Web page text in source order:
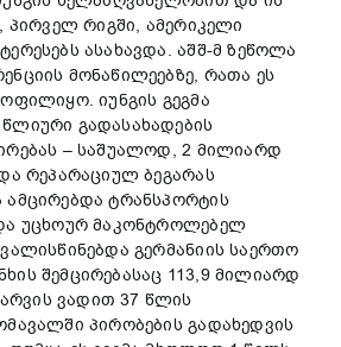
პირველ რიგში, ამერიკელი
ასახავდა. აშშ-მ ზეწოლა
მონაწილეებზე, რათა ეს
იუნგის გეგმა
გადასახადების
– საშუალოდ, 2 მილიარდ
რეპარაციულ ბეგარას
ტრანსპორტის
უცხოურ მაკონტროლებელ
გერმანიის საერთო
შემცირებასაც 113,9 მილიარდ
ვადით 37 წლის
პირობების გადახედვის